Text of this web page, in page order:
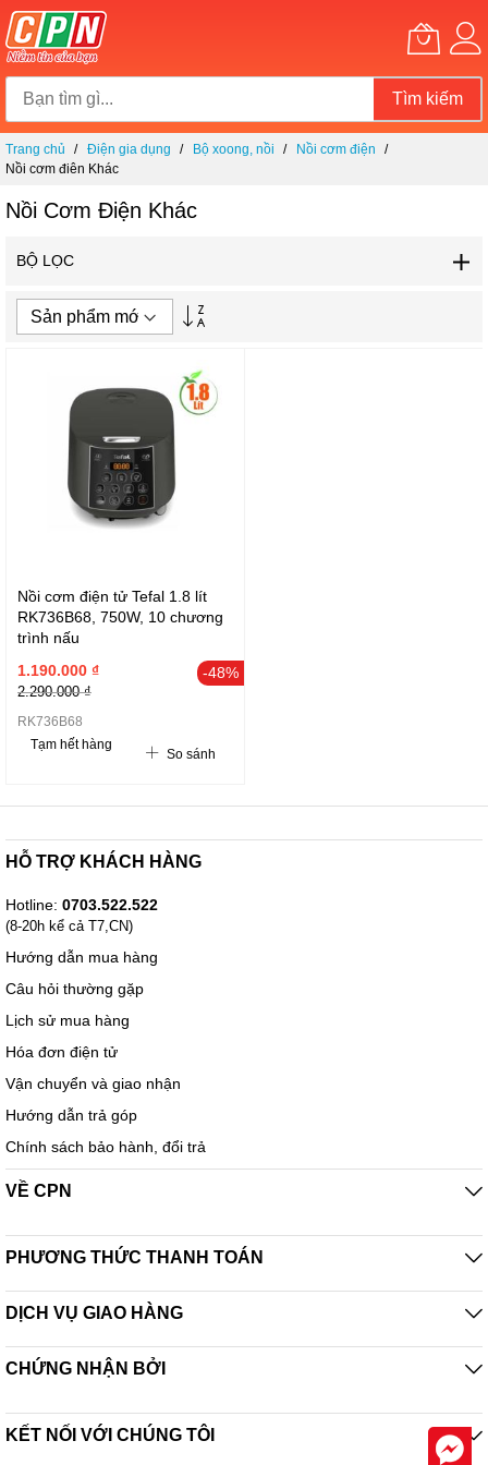
Tìm kiếm
Chuyển
đến
dung
Trang chủ Điện gia dụng Bộ xoong, nồi
Nồi cơm điện
Nồi cơm điện Khác
Nồi Cơm Điện Khác
BỘ LỌC
lập
tăng
dần
Nồi cơm điện tử Tefal 1.8 lít
RK736B68, 750W, 10 chương
trình nấu
-48%
1.190.000 ₫
2.290.000 ₫
RK736B68
Tạm hết hàng
So sánh
HỖ TRỢ KHÁCH HÀNG
Hotline: 0703.522.522
(8-20h kể cả T7,CN)
Hướng dẫn mua hàng
Câu hỏi thường gặp
Lịch sử mua hàng
Hóa đơn điện tử
Vận chuyển và giao nhận
Hướng dẫn trả góp
Chính sách bảo hành, đổi trả
VỀ CPN
PHƯƠNG THỨC THANH TOÁN
DỊCH VỤ GIAO HÀNG
CHỨNG NHẬN BỞI
KẾT NỐI VỚI CHÚNG TÔI